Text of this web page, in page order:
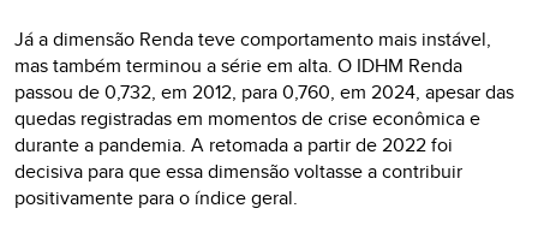
Já a dimensão Renda teve comportamento mais instável,
mas também terminou a série em alta. O IDHM Renda
passou de 0,732, em 2012, para 0,760, em 2024, apesar das
quedas registradas em momentos de crise econômica e
durante a pandemia. A retomada a partir de 2022 foi
decisiva para que essa dimensão voltasse a contribuir
positivamente para o índice geral.